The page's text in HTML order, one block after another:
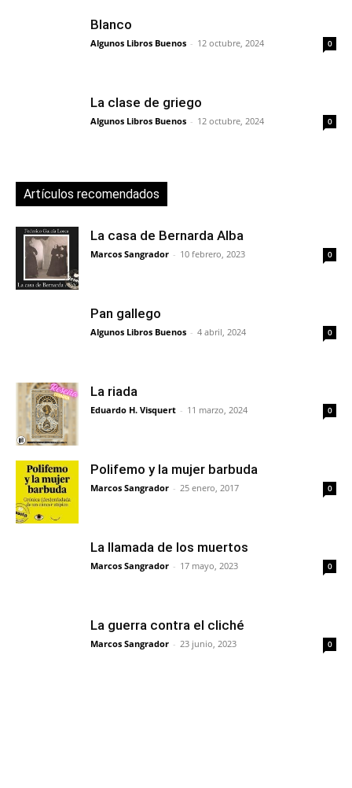
Blanco
Algunos Libros Buenos - 12 octubre, 2024 0
La clase de griego
Algunos Libros Buenos - 12 octubre, 2024 0
Artículos recomendados
La casa de Bernarda Alba
Marcos Sangrador - 10 febrero, 2023 0
Pan gallego
Algunos Libros Buenos - 4 abril, 2024 0
La riada
Eduardo H. Visquert - 11 marzo, 2024 0
Polifemo y la mujer barbuda
Marcos Sangrador - 25 enero, 2017 0
La llamada de los muertos
Marcos Sangrador - 17 mayo, 2023 0
La guerra contra el cliché
Marcos Sangrador - 23 junio, 2023 0